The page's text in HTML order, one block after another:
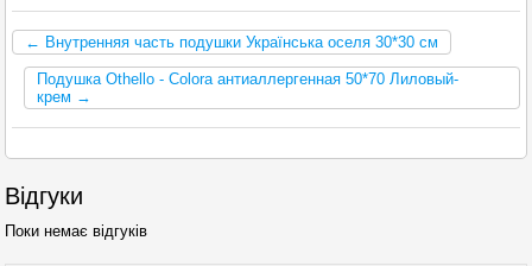
← Внутренняя часть подушки Українська оселя 30*30 см
Подушка Othello - Colora антиаллергенная 50*70 Лиловый-
крем →
Відгуки
Поки немає відгуків